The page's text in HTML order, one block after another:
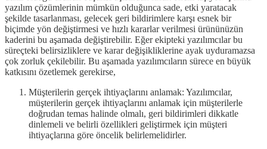
yazılım çözümlerinin mümkün olduğunca sade, etki yaratacak
şekilde tasarlanması, gelecek geri bildirimlere karşı esnek bir
biçimde yön değiştirmesi ve hızlı kararlar verilmesi ürününüzün
kaderini bu aşamada değiştirebilir. Eğer ekipteki yazılımcılar bu
süreçteki belirsizliklere ve karar değişikliklerine ayak uyduramazsa
çok zorluk çekilebilir. Bu aşamada yazılımcıların sürece en büyük
katkısını özetlemek gerekirse,
Müşterilerin gerçek ihtiyaçlarını anlamak: Yazılımcılar,
müşterilerin gerçek ihtiyaçlarını anlamak için müşterilerle
doğrudan temas halinde olmalı, geri bildirimleri dikkatle
dinlemeli ve belirli özellikleri geliştirmek için müşteri
ihtiyaçlarına göre öncelik belirlemelidirler.